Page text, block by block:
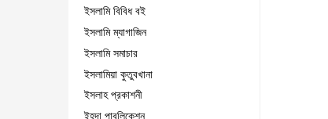
ইসলামি বিবিধ বই
ইসলামি ম্যাগাজিন
ইসলামি সমাচার
ইসলামিয়া কুতুবখানা
ইসলাহ প্রকাশনী
ইহদা পাবলিকেশন